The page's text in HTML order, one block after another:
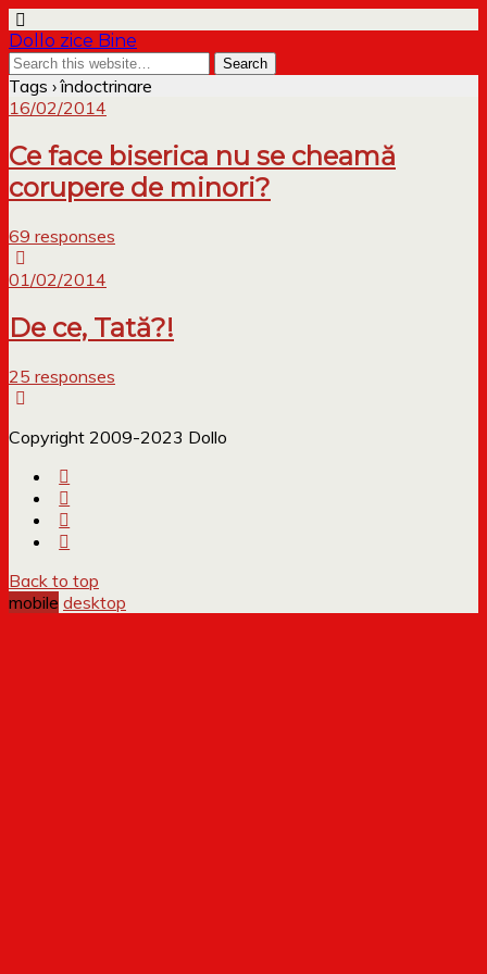
Dollo zice Bine
Tags › îndoctrinare
16/02/2014
Ce face biserica nu se cheamă
corupere de minori?
69 responses
01/02/2014
De ce, Tată?!
25 responses
Copyright 2009-2023 Dollo
Back to top
mobile desktop